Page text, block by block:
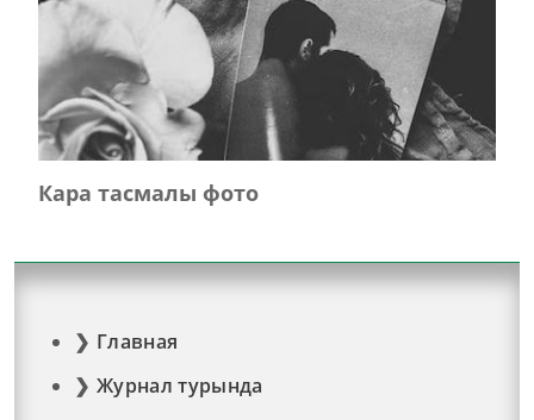
Кара тасмалы фото
Главная
Журнал турында